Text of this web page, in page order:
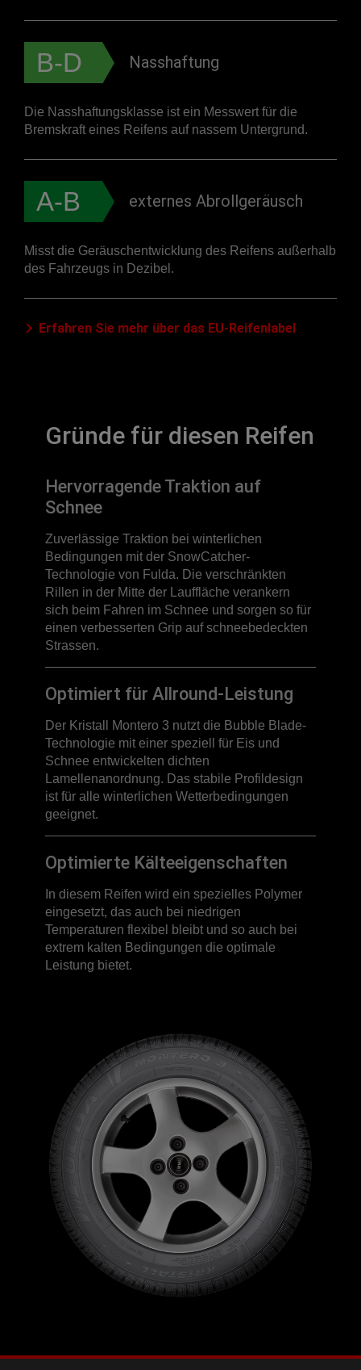
B-D Nasshaftung
Die Nasshaftungsklasse ist ein Messwert für die
Bremskraft eines Reifens auf nassem Untergrund.
A-B externes Abrollgeräusch
Misst die Geräuschentwicklung des Reifens außerhalb
des Fahrzeugs in Dezibel.
Erfahren Sie mehr über das EU-Reifenlabel
Gründe für diesen Reifen
Hervorragende Traktion auf
Schnee
Zuverlässige Traktion bei winterlichen
Bedingungen mit der SnowCatcher-
Technologie von Fulda. Die verschränkten
Rillen in der Mitte der Lauffläche verankern
sich beim Fahren im Schnee und sorgen so für
einen verbesserten Grip auf schneebedeckten
Strassen.
Optimiert für Allround-Leistung
Der Kristall Montero 3 nutzt die Bubble Blade-
Technologie mit einer speziell für Eis und
Schnee entwickelten dichten
Lamellenanordnung. Das stabile Profildesign
ist für alle winterlichen Wetterbedingungen
geeignet.
Optimierte Kälteeigenschaften
In diesem Reifen wird ein spezielles Polymer
eingesetzt, das auch bei niedrigen
Temperaturen flexibel bleibt und so auch bei
extrem kalten Bedingungen die optimale
Leistung bietet.